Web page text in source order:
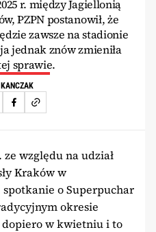
r. między Jagiellonią
PZPN postanowił, że
zawsze na stadionie
jednak znów zmieniła
sprawie.
względu na udział
Kraków w
o Superpuchar
okresie
dopiero w kwietniu i to